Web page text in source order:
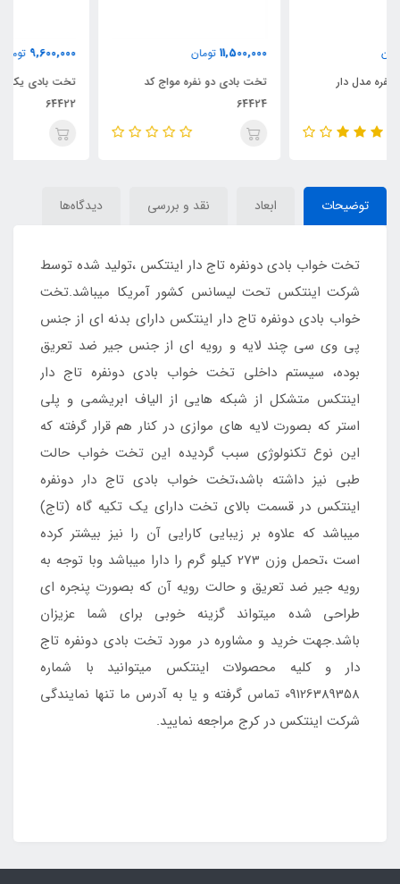
تخت بادی دو نفره مواج کد
تخت بادی یک نفره مواج کد
توضیحات ابعاد نقد و بررسی دیدگاه‌ها
تخت خواب بادی دونفره تاج دار اینتکس ،تولید شده توسط
شرکت اینتکس تحت لیسانس کشور آمریکا میباشد.تخت
خواب بادی دونفره تاج دار اینتکس دارای بدنه ای از جنس
پی وی سی چند لایه و رویه ای از جنس جیر ضد تعریق
بوده، سیستم داخلی تخت خواب بادی دونفره تاج دار
اینتکس متشکل از شبکه هایی از الیاف ابریشمی و پلی
استر که بصورت لایه های موازی در کنار هم قرار گرفته که
این نوع تکنولوژی سبب گردیده این تخت خواب حالت
طبی نیز داشته باشد،تخت خواب بادی تاج دار دونفره
اینتکس در قسمت بالای تخت دارای یک تکیه گاه (تاج)
میباشد که علاوه بر زیبایی کارایی آن را نیز بیشتر کرده
است ،تحمل وزن 273 کیلو گرم را دارا میباشد وبا توجه به
رویه جیر ضد تعریق و حالت رویه آن که بصورت پنجره ای
طراحی شده میتواند گزینه خوبی برای شما عزیزان
باشد.جهت خرید و مشاوره در مورد تخت بادی دونفره تاج
دار و کلیه محصولات اینتکس میتوانید با شماره
09126389358 تماس گرفته و یا به آدرس ما تنها نمایندگی
شرکت اینتکس در کرج مراجعه نمایید.